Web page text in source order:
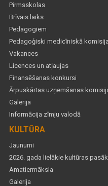
Pirmsskolas
Brīvais laiks
Pedagogiem
Pedagoģiski medicīniskā komisija
Vakances
Licences un atļaujas
Finansēšanas konkursi
Ārpuskārtas uzņemšanas
Galerija
Informācija zīmju valodā
KULTŪRA
Jaunumi
2026. gada lielākie kultūras
Amatiermāksla
Galerija